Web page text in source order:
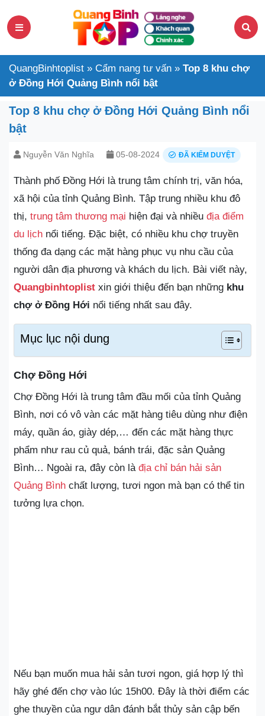
QuangBinhtoplist » Cẩm nang tư vấn » Top 8 khu chợ
ở Đồng Hới Quảng Bình nổi bật
Top 8 khu chợ ở Đồng Hới Quảng Bình nổi
bật
Nguyễn Văn Nghĩa 05-08-2024 ĐÃ KIỂM DUYỆT
Thành phố Đồng Hới là trung tâm chính trị, văn hóa,
xã hội của tỉnh Quảng Bình. Tập trung nhiều khu đô
thị, trung tâm thương mại hiện đại và nhiều địa điểm
du lịch nổi tiếng. Đặc biệt, có nhiều khu chợ truyền
thống đa dạng các mặt hàng phục vụ nhu cầu của
người dân địa phương và khách du lịch. Bài viết này,
Quangbinhtoplist xin giới thiệu đến bạn những khu
chợ ở Đồng Hới nổi tiếng nhất sau đây.
Mục lục nội dung
Chợ Đồng Hới
Chợ Đồng Hới là trung tâm đầu mối của tỉnh Quảng
Bình, nơi có vô vàn các mặt hàng tiêu dùng như điện
máy, quần áo, giày dép,… đến các mặt hàng thực
phẩm như rau củ quả, bánh trái, đặc sản Quảng
Bình… Ngoài ra, đây còn là địa chỉ bán hải sản
Quảng Bình chất lượng, tươi ngon mà bạn có thể tin
tưởng lựa chọn.
Nếu bạn muốn mua hải sản tươi ngon, giá hợp lý thì
hãy ghé đến chợ vào lúc 15h00. Đây là thời điểm các
ghe thuyền của ngư dân đánh bắt thủy sản cập bến